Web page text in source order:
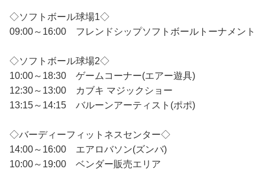
◇ソフトボール球場1◇
09:00～16:00 フレンドシップソフトボールトーナメント
◇ソフトボール球場2◇
10:00～18:30 ゲームコーナー(エアー遊具)
12:30～13:00 カブキ マジックショー
13:15～14:15 バルーンアーティスト(ポポ)
◇バーディーフィットネスセンター◇
14:00～16:00 エアロバソン(ズンバ)
10:00～19:00 ベンダー販売エリア